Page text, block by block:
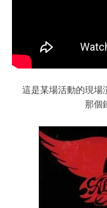
這是某場活動的現場
那個